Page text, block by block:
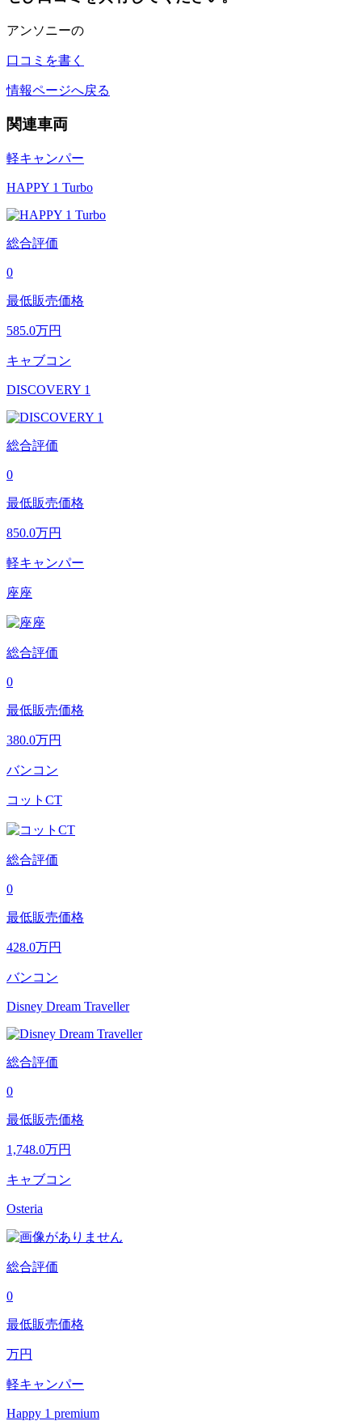
アンソニーの
口コミを書く
情報ページへ戻る
関連車両
軽キャンパー
HAPPY 1 Turbo
総合評価
0
最低販売価格
585.0万円
キャブコン
DISCOVERY 1
総合評価
0
最低販売価格
850.0万円
軽キャンパー
座座
総合評価
0
最低販売価格
380.0万円
バンコン
コットCT
総合評価
0
最低販売価格
428.0万円
バンコン
Disney Dream Traveller
総合評価
0
最低販売価格
1,748.0万円
キャブコン
Osteria
総合評価
0
最低販売価格
万円
軽キャンパー
Happy 1 premium